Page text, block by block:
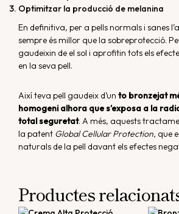
Optimitzar la producció de melanina
En definitiva, per a pells normals i sanes
sempre és millor que la sobreprotecció.
gaudeixin de el sol i aprofitin tots els
en la seva pell.
Així teva pell gaudeix d’un to bronzejat
homogeni alhora que s’exposa a la
total seguretat. A més, aquests
la patent Global Cellular Protection, que
naturals de la pell davant els efectes
Productes